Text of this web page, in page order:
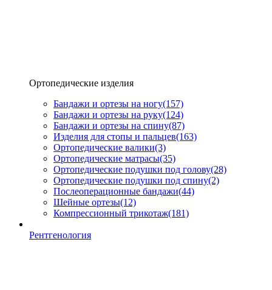
Ортопедические изделия
Бандажи и ортезы на ногу(157)
Бандажи и ортезы на руку(124)
Бандажи и ортезы на спину(87)
Изделия для стопы и пальцев(163)
Ортопедические валики(3)
Ортопедические матрасы(35)
Ортопедические подушки под голову(28)
Ортопедические подушки под спину(2)
Послеоперационные бандажи(44)
Шейные ортезы(12)
Компрессионный трикотаж(181)
Рентгенология